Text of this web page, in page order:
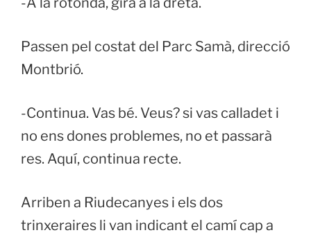
Passen pel costat del Parc Samà, direcció
Montbrió.
-Continua. Vas bé. Veus? si vas calladet i
no ens dones problemes, no et passarà
res. Aquí, continua recte.
Arriben a Riudecanyes i els dos
trinxeraires li van indicant el camí cap a